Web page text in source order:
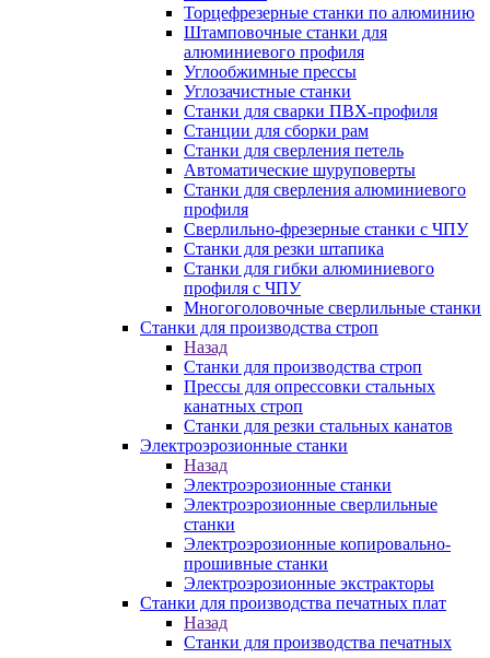
Торцефрезерные станки по алюминию
Штамповочные станки для
алюминиевого профиля
Углообжимные прессы
Углозачистные станки
Станки для сварки ПВХ-профиля
Станции для сборки рам
Станки для сверления петель
Автоматические шуруповерты
Станки для сверления алюминиевого
профиля
Сверлильно-фрезерные станки с ЧПУ
Станки для резки штапика
Станки для гибки алюминиевого
профиля с ЧПУ
Многоголовочные сверлильные станки
Станки для производства строп
Назад
Станки для производства строп
Прессы для опрессовки стальных
канатных строп
Станки для резки стальных канатов
Электроэрозионные станки
Назад
Электроэрозионные станки
Электроэрозионные сверлильные
станки
Электроэрозионные копировально-
прошивные станки
Электроэрозионные экстракторы
Станки для производства печатных плат
Назад
Станки для производства печатных